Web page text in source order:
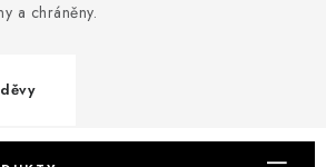
a chráněny.